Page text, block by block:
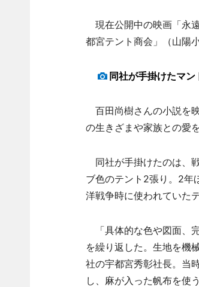
現在公開中の映画「永
都宮テント商会」（山陽
同社が手掛けたマ
百田尚樹さんの小説を
の生きざまや家族との愛
同社が手掛けたのは、
ブ色のテント2張り。2年
洋戦争時に使われていた
「具体的な色や図面、
を繰り返した。生地を機
社の宇都宮秀彰社長。当
し、麻が入った帆布を使